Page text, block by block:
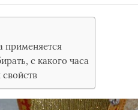
применяется
с какого часа